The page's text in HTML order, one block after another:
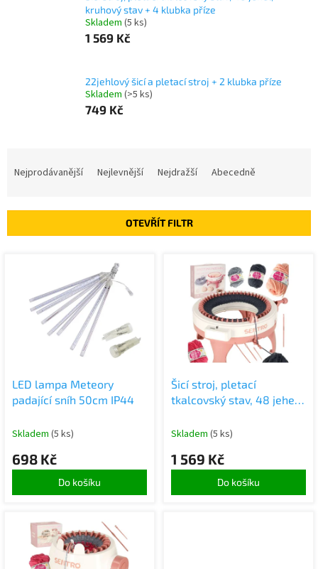
kruhový stav + 4 klubka příze
Skladem (5 ks)
1 569 Kč
22jehlový šicí a pletací stroj + 2 klubka příze
Skladem (>5 ks)
749 Kč
í
Nejprodávanější Nejlevnější Nejdražší Abecedně
OTEVŘÍT FILTR
d
u
LED lampa Meteory
padající sníh 50cm IP44
Skladem (5 ks)
698 Kč
Do košíku
Šicí stroj, pletací
tkalcovský stav, 48 jehel,
příze
Skladem (5 ks)
1 569 Kč
Do košíku